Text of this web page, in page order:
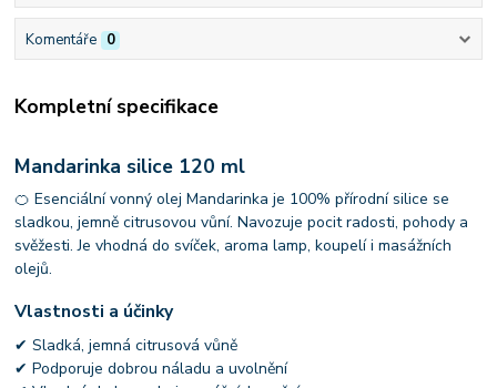
Komentáře 0
Kompletní specifikace
Mandarinka silice 120 ml
🍊 Esenciální vonný olej Mandarinka je 100% přírodní silice se
sladkou, jemně citrusovou vůní. Navozuje pocit radosti, pohody a
svěžesti. Je vhodná do svíček, aroma lamp, koupelí i masážních
olejů.
Vlastnosti a účinky
✔ Sladká, jemná citrusová vůně
✔ Podporuje dobrou náladu a uvolnění